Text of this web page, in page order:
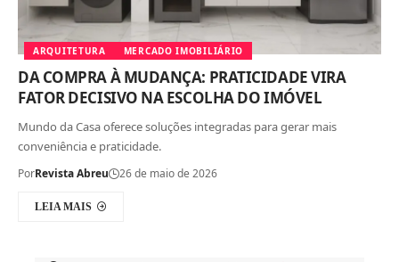
ARQUITETURA MERCADO IMOBILIÁRIO
DA COMPRA À MUDANÇA: PRATICIDADE VIRA
FATOR DECISIVO NA ESCOLHA DO IMÓVEL
Mundo da Casa oferece soluções integradas para gerar mais
conveniência e praticidade.
PorRevista Abreu 26 de maio de 2026
LEIA MAIS